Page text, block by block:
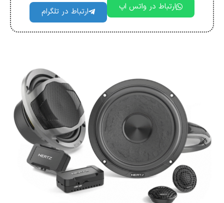
ارتباط در واتس اپ ارتباط در تلگرام